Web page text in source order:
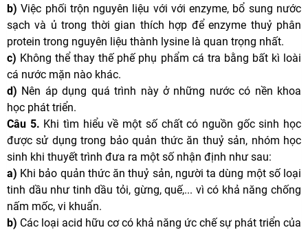
b) Việc phối trộn nguyên liệu với với enzyme, bổ sung nước
sạch và ủ trong thời gian thích hợp để enzyme thuỷ phân
protein trong nguyên liệu thành lysine là quan trọng nhất.
c) Không thể thay thế phế phụ phẩm cá tra bằng bất kì loài
cá nước mặn nào khác.
d) Nên áp dụng quá trình này ở những nước có nền khoa
học phát triển.
Câu 5. Khi tìm hiểu về một số chất có nguồn gốc sinh học
được sử dụng trong bảo quản thức ăn thuỷ sản, nhóm học
sinh khi thuyết trình đưa ra một số nhận định như sau:
a) Khi bảo quản thức ăn thuỷ sản, người ta dùng một số loại
tinh dầu như tinh dầu tỏi, gừng, quế,... vì có khả năng chống
nấm mốc, vi khuẩn.
b) Các loại acid hữu cơ có khả năng ức chế sự phát triển của